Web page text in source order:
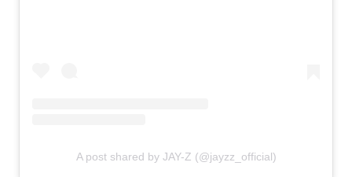
A post shared by JAY-Z (@jayzz_official)